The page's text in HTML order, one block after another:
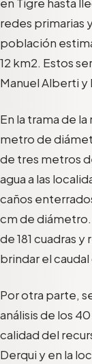
redes primarias
población
12 km2. Estos
Manuel Alberti y
En la trama de
metro de
de tres metros
agua a las
caños
cm de
de 181 cuadras
brindar el
Por otra parte,
análisis de los
calidad del
Derqui y en la